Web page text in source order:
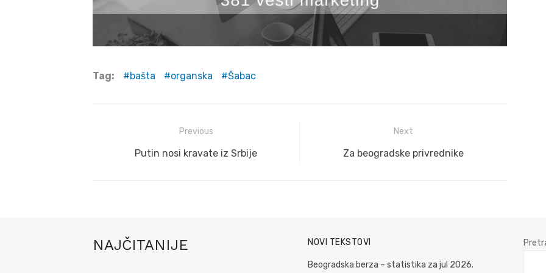
Tag: bašta organska Šabac
navigation
Previous
Previous
Putin nosi kravate iz Srbije
Next
Next
Za beogradske privrednike
NAJČITANIJE NOVI TEKSTOVI
Beogradska berza – statistika za jul 2026.